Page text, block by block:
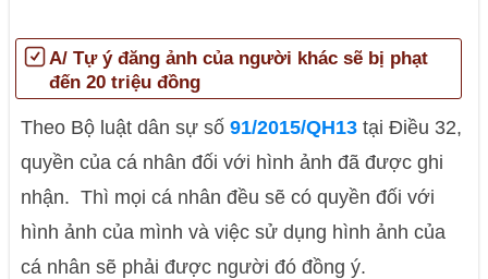
A/ Tự ý đăng ảnh của người khác sẽ bị phạt
đến 20 triệu đồng
Theo Bộ luật dân sự số91/2015/QH13 tại Điều 32,
quyền của cá nhân đối với hình ảnh đã được ghi
nhận. Thì mọi cá nhân đều sẽ có quyền đối với
hình ảnh của mình và việc sử dụng hình ảnh của
cá nhân sẽ phải được người đó đồng ý.